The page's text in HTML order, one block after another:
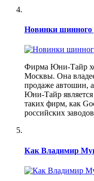
Новинки
Фирма Юни-Тайр
Москвы. Она
продаже автошин,
Юни-Тайр
таких фирм, как
российских
Как Владимир